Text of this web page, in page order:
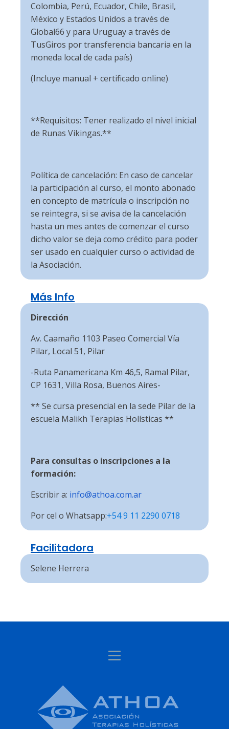
Colombia, Perú, Ecuador, Chile, Brasil,
México y Estados Unidos a través de
Global66 y para Uruguay a través de
TusGiros por transferencia bancaria en la
moneda local de cada país)
(Incluye manual + certificado online)
**Requisitos: Tener realizado el nivel inicial
de Runas Vikingas.**
Política de cancelación: En caso de cancelar
la participación al curso, el monto abonado
en concepto de matrícula o inscripción no
se reintegra, si se avisa de la cancelación
hasta un mes antes de comenzar el curso
dicho valor se deja como crédito para poder
ser usado en cualquier curso o actividad de
la Asociación.
Más Info
Dirección
Av. Caamaño 1103 Paseo Comercial Vía
Pilar, Local 51, Pilar
-Ruta Panamericana Km 46,5, Ramal Pilar,
CP 1631, Villa Rosa, Buenos Aires-
** Se cursa presencial en la sede Pilar de la
escuela Malikh Terapias Holísticas **
Para consultas o inscripciones a la
formación:
Escribir a: info@athoa.com.ar
Por cel o Whatsapp:+54 9 11 2290 0718
Facilitadora
Selene Herrera